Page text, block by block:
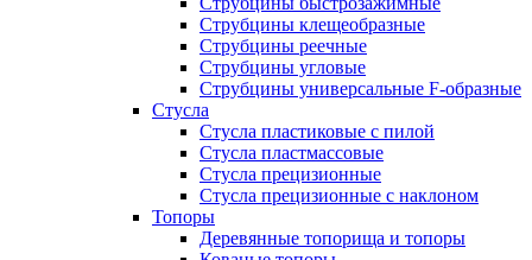
Струбцины клещеобразные
Струбцины реечные
Струбцины угловые
Струбцины универсальные F-образные
Стусла
Стусла пластиковые с пилой
Стусла пластмассовые
Стусла прецизионные
Стусла прецизионные с наклоном
Топоры
Деревянные топорища и топоры